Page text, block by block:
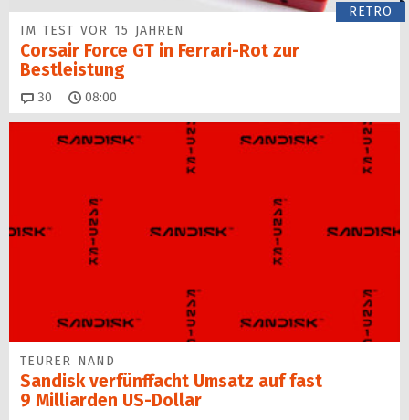
RETRO
IM TEST VOR 15 JAHREN
Corsair Force GT in Ferrari-Rot zur
Bestleistung
30 Kommentare
08:00
TEURER NAND
Sandisk verfünffacht Umsatz auf fast
9 Milliarden US-Dollar